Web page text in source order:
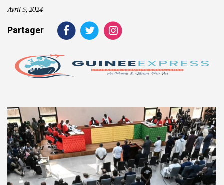
Avril 5, 2024
Partager